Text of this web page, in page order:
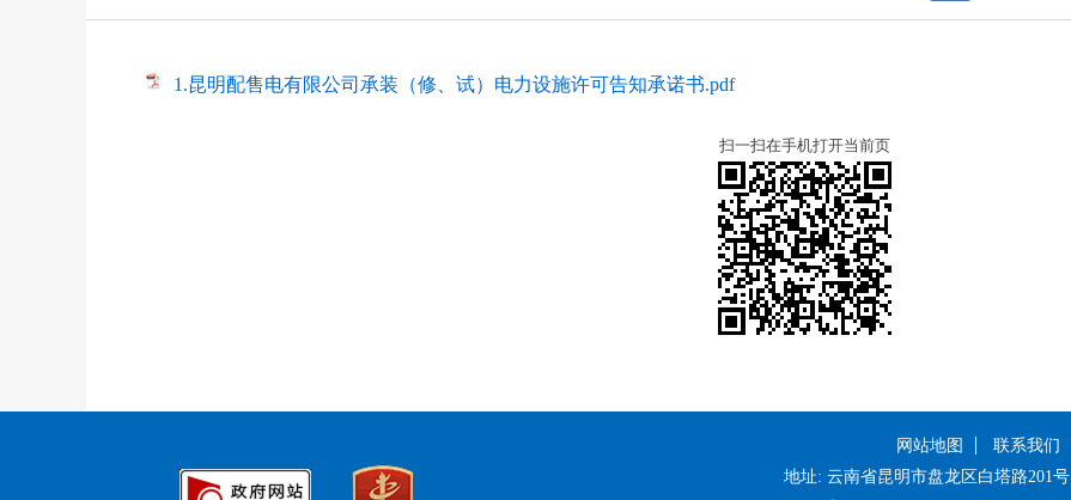
1.昆明配售电有限公司承装（修、试）电力设施许可告知承诺书.pdf
扫一扫在手机打开当前页
网站地图
联系我们
地址: 云南省昆明市盘龙区白塔路201号